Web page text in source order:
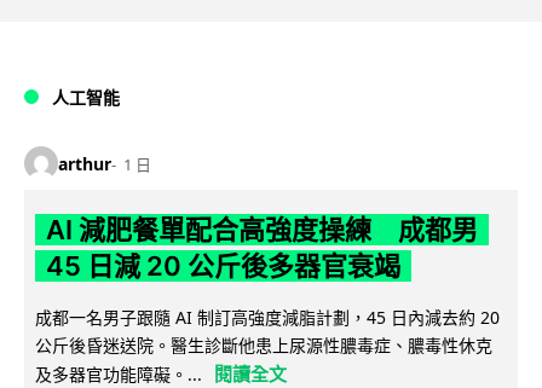
人工智能
arthur 1 日
AI 減肥餐單配合高強度操練 成都男
45 日減 20 公斤後多器官衰竭
成都一名男子跟隨 AI 制訂高強度減脂計劃，45 日內減去約 20
公斤後昏迷送院。醫生診斷他患上尿源性膿毒症、膿毒性休克
及多器官功能障礙。...
閱讀全文